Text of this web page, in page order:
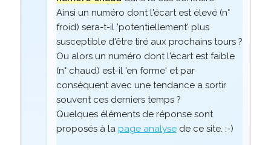
Ainsi un numéro dont l'écart est élevé (n°
froid) sera-t-il 'potentiellement' plus
susceptible d'être tiré aux prochains tours ?
Ou alors un numéro dont l'écart est faible
(n° chaud) est-il 'en forme' et par
conséquent avec une tendance a sortir
souvent ces derniers temps ?
Quelques éléments de réponse sont
proposés à la page analysede ce site. :-)